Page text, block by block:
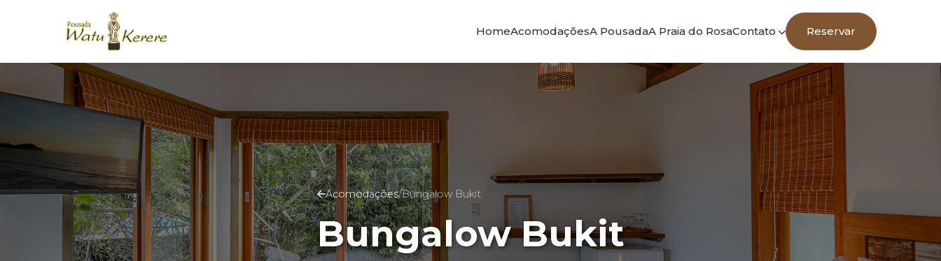
HomeAcomodaçõesA PousadaA Praia do RosaContato Reservar
Acomodações/Bungalow Bukit
Bungalow Bukit